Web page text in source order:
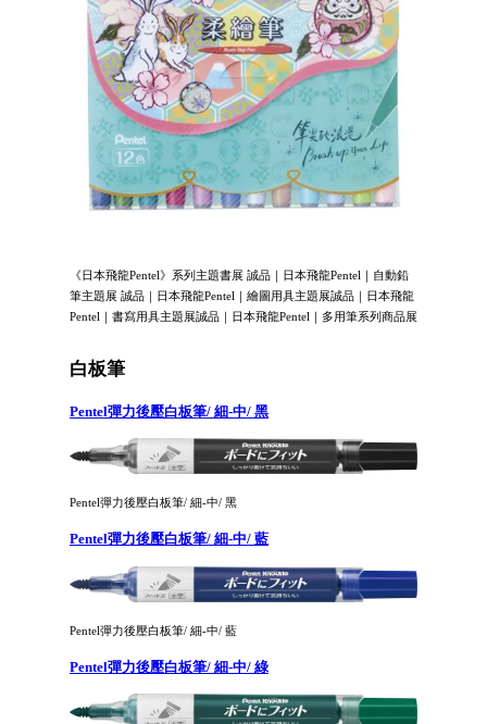
《日本飛龍Pentel》系列主題書展 誠品｜日本飛龍Pentel｜自動鉛
筆主題展 誠品｜日本飛龍Pentel｜繪圖用具主題展誠品｜日本飛龍
Pentel｜書寫用具主題展誠品｜日本飛龍Pentel｜多用筆系列商品展
白板筆
Pentel彈力後壓白板筆/ 細-中/ 黑
Pentel彈力後壓白板筆/ 細-中/ 黑
Pentel彈力後壓白板筆/ 細-中/ 藍
Pentel彈力後壓白板筆/ 細-中/ 藍
Pentel彈力後壓白板筆/ 細-中/ 綠